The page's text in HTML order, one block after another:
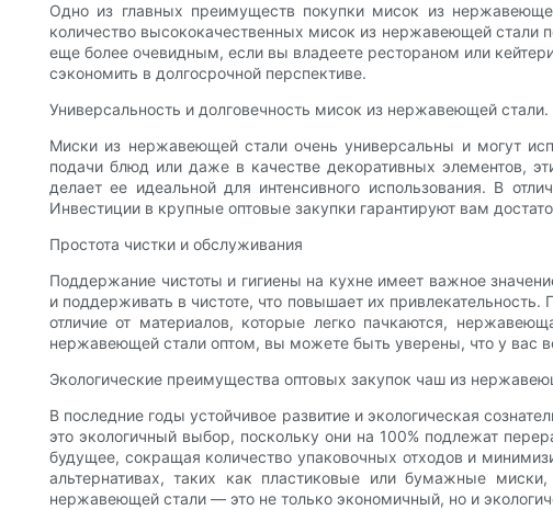
Одно из главных преимуществ покупки мисок из
количество высококачественных мисок из нержавеющей стали
еще более очевидным, если вы владеете рестораном или
сэкономить в долгосрочной перспективе.
Универсальность и долговечность мисок из нержавеющей стали.
Миски из нержавеющей стали очень универсальны и могут
подачи блюд или даже в качестве декоративных элементов,
делает ее идеальной для интенсивного использования. В
Инвестиции в крупные оптовые закупки гарантируют вам
Простота чистки и обслуживания
Поддержание чистоты и гигиены на кухне имеет важное
и поддерживать в чистоте, что повышает их
отличие от материалов, которые легко пачкаются,
нержавеющей стали оптом, вы можете быть уверены, что у вас
Экологические преимущества оптовых закупок чаш из
В последние годы устойчивое развитие и экологическая
это экологичный выбор, поскольку они на 100% подлежат
будущее, сокращая количество упаковочных отходов и
альтернативах, таких как пластиковые или бумажные
нержавеющей стали — это не только экономичный, но и